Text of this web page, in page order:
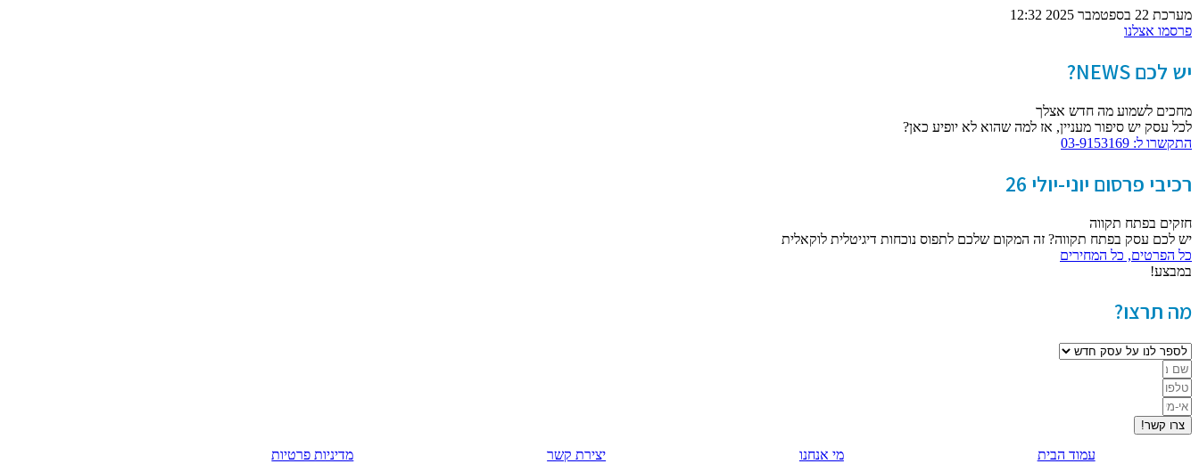
מערכת 22 בספטמבר 2025
12:32
פרסמו אצלנו
יש לכם NEWS?
מחכים לשמוע מה חדש אצלך
לכל עסק יש סיפור מעניין, אז למה שהוא לא יופיע כאן?
התקשרו ל: 03-9153169
רכיבי פרסום יוני-יולי 26
חזקים בפתח תקווה
יש לכם עסק בפתח תקווה? זה המקום שלכם לתפוס נוכחות דיגיטלית לוקאלית
כל הפרטים, כל המחירים
במבצע!
מה תרצו?
צרו קשר!
עמוד הבית מי אנחנו יצירת קשר מדיניות פרטיות